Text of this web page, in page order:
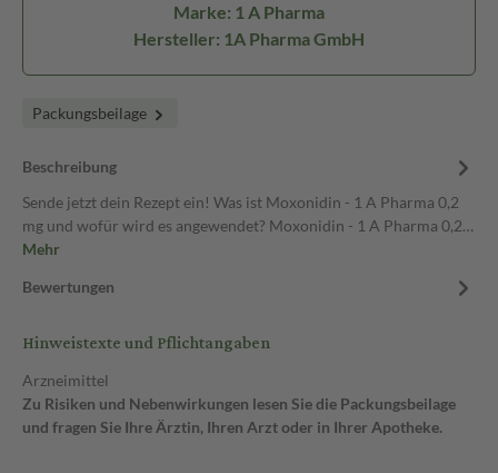
Marke: 1 A Pharma
Hersteller: 1A Pharma GmbH
Packungsbeilage
Beschreibung
Sende jetzt dein Rezept ein! Was ist Moxonidin - 1 A Pharma 0,2
mg und wofür wird es angewendet? Moxonidin - 1 A Pharma 0,2…
Mehr
Bewertungen
Hinweistexte und Pflichtangaben
Arzneimittel
Zu Risiken und Nebenwirkungen lesen Sie die Packungsbeilage
und fragen Sie Ihre Ärztin, Ihren Arzt oder in Ihrer Apotheke.